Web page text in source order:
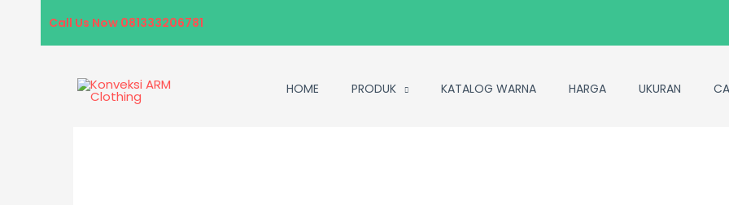
Call Us Now 081333206781
to
HOME PRODUK KATALOG WARNA HARGA UKURAN